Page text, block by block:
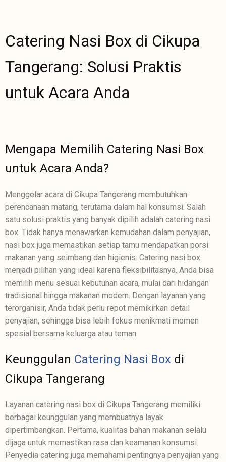
Catering Nasi Box di Cikupa
Tangerang: Solusi Praktis
untuk Acara Anda
Mengapa Memilih Catering Nasi Box
untuk Acara Anda?
Menggelar acara di Cikupa Tangerang membutuhkan
perencanaan matang, terutama dalam hal konsumsi. Salah
satu solusi praktis yang banyak dipilih adalah catering nasi
box. Tidak hanya menawarkan kemudahan dalam penyajian,
nasi box juga memastikan setiap tamu mendapatkan porsi
makanan yang seimbang dan higienis. Catering nasi box
menjadi pilihan yang ideal karena fleksibilitasnya. Anda bisa
memilih menu sesuai kebutuhan acara, mulai dari hidangan
tradisional hingga makanan modern. Dengan layanan yang
terorganisir, Anda tidak perlu repot memikirkan detail
penyajian, sehingga bisa lebih fokus menikmati momen
spesial bersama keluarga atau teman.
Keunggulan Catering Nasi Box di
Cikupa Tangerang
Layanan catering nasi box di Cikupa Tangerang memiliki
berbagai keunggulan yang membuatnya layak
dipertimbangkan. Pertama, kualitas bahan makanan selalu
dijaga untuk memastikan rasa dan keamanan konsumsi.
Penyedia catering juga memahami pentingnya penyajian yang